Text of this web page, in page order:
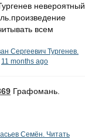
невероятный
всем
Сергеевич Тургенев.
11 months ago
Графомань.
Семён. Читать